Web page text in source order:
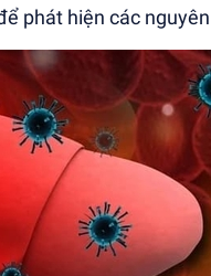
phát hiện các